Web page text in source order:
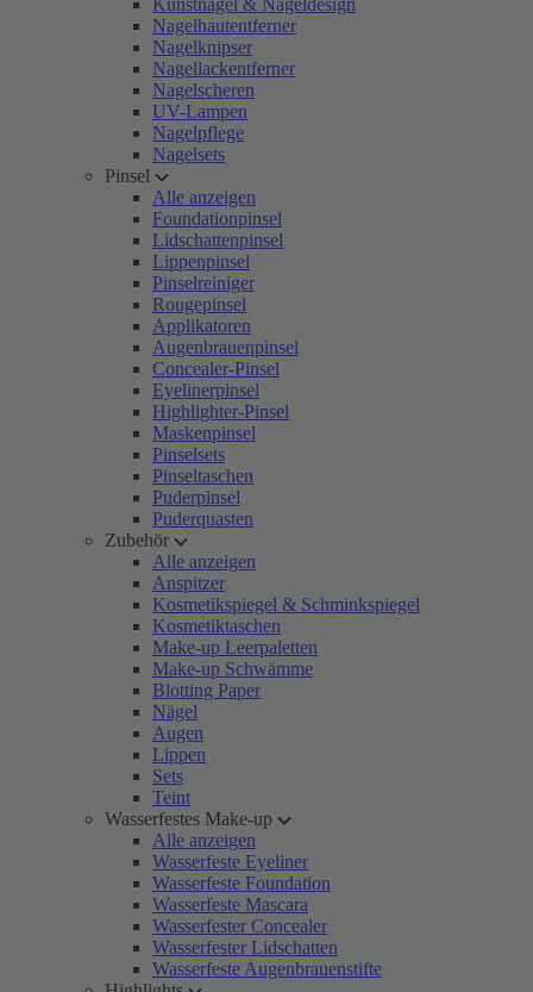
Kunstnägel & Nageldesign
Nagelhautentferner
Nagelknipser
Nagellackentferner
Nagelscheren
UV-Lampen
Nagelpflege
Nagelsets
Pinsel
Alle anzeigen
Foundationpinsel
Lidschattenpinsel
Lippenpinsel
Pinselreiniger
Rougepinsel
Applikatoren
Augenbrauenpinsel
Concealer-Pinsel
Eyelinerpinsel
Highlighter-Pinsel
Maskenpinsel
Pinselsets
Pinseltaschen
Puderpinsel
Puderquasten
Zubehör
Alle anzeigen
Anspitzer
Kosmetikspiegel & Schminkspiegel
Kosmetiktaschen
Make-up Leerpaletten
Make-up Schwämme
Blotting Paper
Nägel
Augen
Lippen
Sets
Teint
Wasserfestes Make-up
Alle anzeigen
Wasserfeste Eyeliner
Wasserfeste Foundation
Wasserfeste Mascara
Wasserfester Concealer
Wasserfester Lidschatten
Wasserfeste Augenbrauenstifte